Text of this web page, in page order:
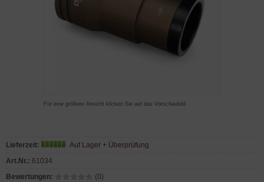
Für eine größere Ansicht klicken Sie auf das Vorschaubild
Lieferzeit:
Auf Lager + Überprüfung
Art.Nr.: 61034
Bewertungen:
(0)